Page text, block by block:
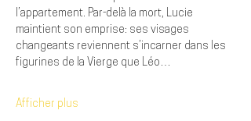
l’appartement. Par-delà la mort, Lucie
maintient son emprise: ses visages
changeants reviennent s’incarner dans les
figurines de la Vierge que Léo…
Afficher plus